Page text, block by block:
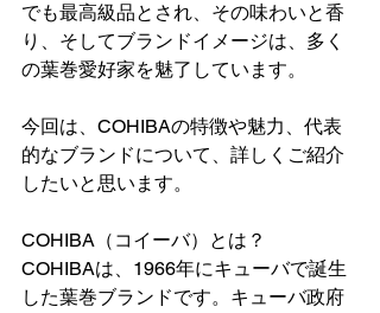
でも最高級品とされ、その味わいと香
り、そしてブランドイメージは、多く
の葉巻愛好家を魅了しています。
今回は、COHIBAの特徴や魅力、代表
的なブランドについて、詳しくご紹介
したいと思います。
COHIBA（コイーバ）とは？
COHIBAは、1966年にキューバで誕生
した葉巻ブランドです。キューバ政府